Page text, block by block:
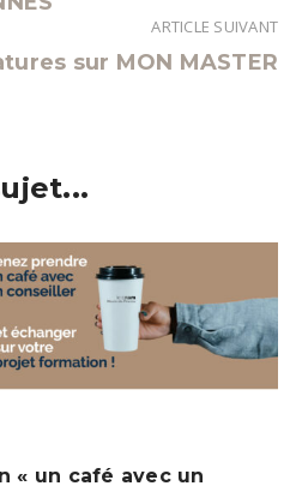
ARTICLE SUIVANT
sur MON MASTER
« un café avec un